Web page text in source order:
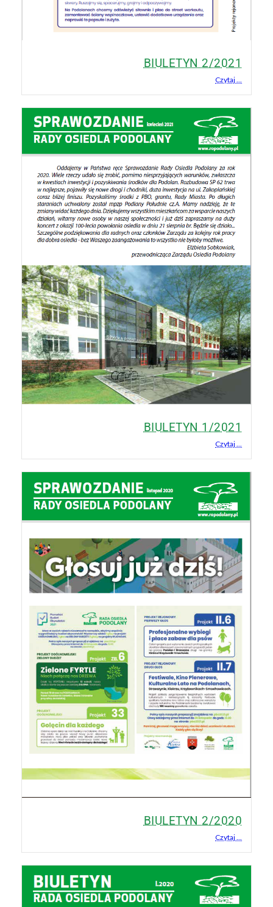
BIULETYN 2/2021
Czytaj ...
BIULETYN 1/2021
Czytaj ...
BIULETYN 2/2020
Czytaj ...